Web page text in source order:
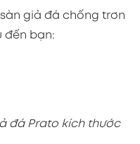
giả đá chống trơn
đến bạn:
đá Prato kích thước